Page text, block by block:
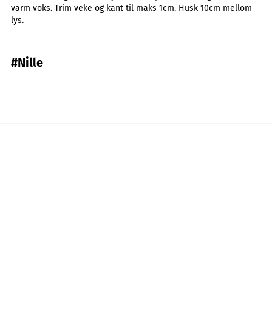
varm voks. Trim veke og kant til maks 1cm. Husk 10cm mellom
lys.
#Nille